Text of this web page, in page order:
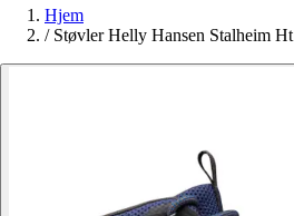
Hjem
/ Støvler Helly Hansen Stalheim Ht